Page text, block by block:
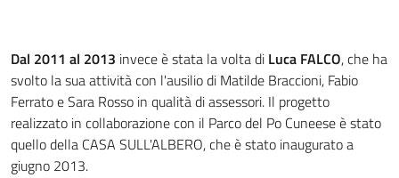
Dal 2011 al 2013 invece è stata la volta di Luca FALCO, che ha
svolto la sua attività con l'ausilio di Matilde Braccioni, Fabio
Ferrato e Sara Rosso in qualità di assessori. Il progetto
realizzato in collaborazione con il Parco del Po Cuneese è stato
quello della CASA SULL'ALBERO, che è stato inaugurato a
giugno 2013.